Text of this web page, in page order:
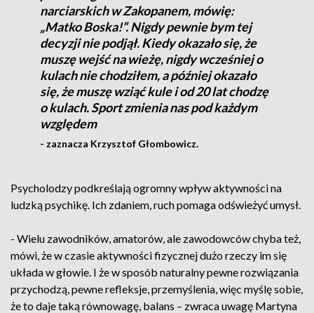
narciarskich w Zakopanem, mówię:
„Matko Boska!”. Nigdy pewnie bym tej
decyzji nie podjął. Kiedy okazało się, że
muszę wejść na wieżę, nigdy wcześniej o
kulach nie chodziłem, a później okazało
się, że muszę wziąć kule i od 20 lat chodzę
o kulach. Sport zmienia nas pod każdym
względem
- zaznacza Krzysztof Głombowicz.
Psycholodzy podkreślają ogromny wpływ aktywności na
ludzką psychikę. Ich zdaniem, ruch pomaga odświeżyć umysł.
- Wielu zawodników, amatorów, ale zawodowców chyba też,
mówi, że w czasie aktywności fizycznej dużo rzeczy im się
układa w głowie. I że w sposób naturalny pewne rozwiązania
przychodzą, pewne refleksje, przemyślenia, więc myślę sobie,
że to daje taką równowagę, balans – zwraca uwagę Martyna